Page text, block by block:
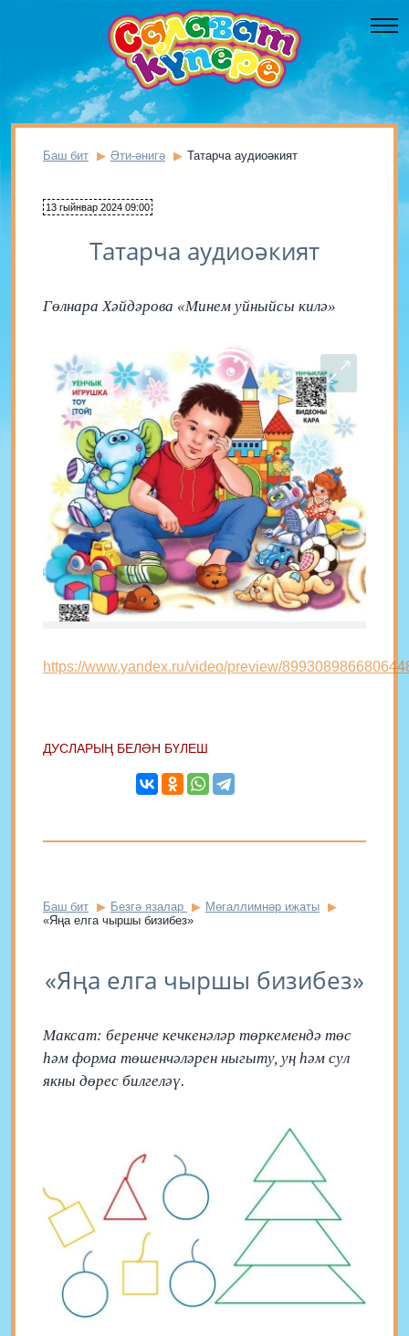
Баш бит Әти-әнигә Татарча аудиоәкият
13 гыйнвар 2024 09:00
Татарча аудиоәкият
Гөлнара Хәйдәрова «Минем уйныйсы килә»
https://www.yandex.ru/video/preview/
ДУСЛАРЫҢ БЕЛӘН БҮЛЕШ
Баш бит Безгә язалар
Мөгаллимнәр иҗаты
«Яңа елга чыршы бизибез»
«Яңа елга чыршы бизибез»
Максат: беренче кечкенәләр төркемендә төс
һәм форма төшенчәләрен ныгыту, уң һәм сул
якны дөрес билгеләү.